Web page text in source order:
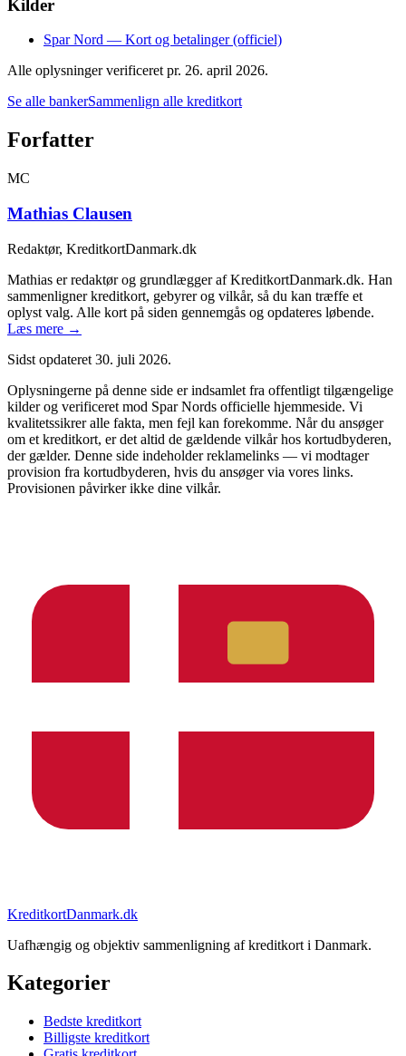
Kilder
Spar Nord — Kort og betalinger (officiel)
Alle oplysninger verificeret pr. 26. april 2026.
Se alle bankerSammenlign alle kreditkort
Forfatter
MC
Mathias Clausen
Redaktør, KreditkortDanmark.dk
Mathias er redaktør og grundlægger af KreditkortDanmark.dk. Han
sammenligner kreditkort, gebyrer og vilkår, så du kan træffe et
oplyst valg. Alle kort på siden gennemgås og opdateres løbende.
Læs mere →
Sidst opdateret 30. juli 2026.
Oplysningerne på denne side er indsamlet fra offentligt tilgængelige
kilder og verificeret mod Spar Nords officielle hjemmeside. Vi
kvalitetssikrer alle fakta, men fejl kan forekomme. Når du ansøger
om et kreditkort, er det altid de gældende vilkår hos kortudbyderen,
der gælder. Denne side indeholder reklamelinks — vi modtager
provision fra kortudbyderen, hvis du ansøger via vores links.
Provisionen påvirker ikke dine vilkår.
KreditkortDanmark.dk
Uafhængig og objektiv sammenligning af kreditkort i Danmark.
Kategorier
Bedste kreditkort
Billigste kreditkort